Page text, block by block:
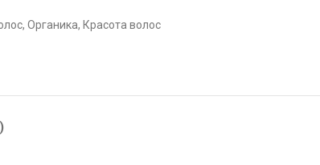
, Органика, Красота волос